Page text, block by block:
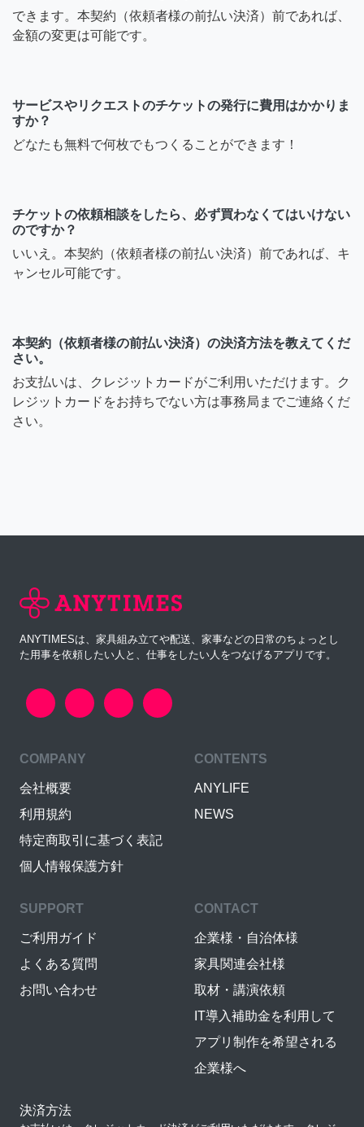
できます。本契約（依頼者様の前払い決済）前であれば、
金額の変更は可能です。
サービスやリクエストのチケットの発行に費用はかかりま
すか？
どなたも無料で何枚でもつくることができます！
チケットの依頼相談をしたら、必ず買わなくてはいけない
のですか？
いいえ。本契約（依頼者様の前払い決済）前であれば、キ
ャンセル可能です。
本契約（依頼者様の前払い決済）の決済方法を教えてくだ
さい。
お支払いは、クレジットカードがご利用いただけます。ク
レジットカードをお持ちでない方は事務局までご連絡くだ
さい。
ANYTIMESは、家具組み立てや配送、家事などの日常のちょっとし
た用事を依頼したい人と、仕事をしたい人をつなげるアプリです。
COMPANY
会社概要
利用規約
特定商取引に基づく表記
個人情報保護方針
CONTENTS
ANYLIFE
NEWS
SUPPORT
ご利用ガイド
よくある質問
お問い合わせ
CONTACT
企業様・自治体様
家具関連会社様
取材・講演依頼
IT導入補助金を利用して
アプリ制作を希望される
企業様へ
決済方法